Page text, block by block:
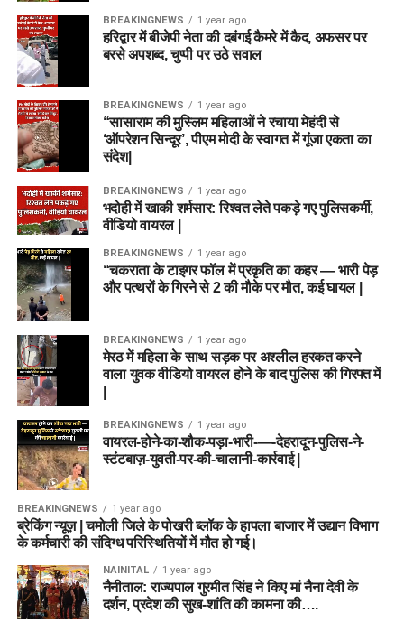
BREAKINGNEWS 1 year ago
हरिद्वार में बीजेपी नेता की दबंगई कैमरे में कैद, अफसर पर
बरसे अपशब्द, चुप्पी पर उठे सवाल
BREAKINGNEWS 1 year ago
“सासाराम की मुस्लिम महिलाओं ने रचाया मेहंदी से
‘ऑपरेशन सिन्दूर’, पीएम मोदी के स्वागत में गूंजा एकता का
संदेश|
BREAKINGNEWS 1 year ago
भदोही में खाकी शर्मसार: रिश्वत लेते पकड़े गए पुलिसकर्मी,
वीडियो वायरल |
BREAKINGNEWS 1 year ago
“चकराता के टाइगर फॉल में प्रकृति का कहर — भारी पेड़
और पत्थरों के गिरने से 2 की मौके पर मौत, कई घायल |
BREAKINGNEWS 1 year ago
मेरठ में महिला के साथ सड़क पर अश्लील हरकत करने
वाला युवक वीडियो वायरल होने के बाद पुलिस की गिरफ्त में
BREAKINGNEWS 1 year ago
वायरल-होने-का-शौक-पड़ा-भारी-—-देहरादून-पुलिस-ने-
स्टंटबाज़-युवती-पर-की-चालानी-कार्रवाई |
BREAKINGNEWS 1 year ago
ब्रेकिंग न्यूज़ | चमोली जिले के पोखरी ब्लॉक के हापला बाजार में उद्यान विभाग
के कर्मचारी की संदिग्ध परिस्थितियों में मौत हो गई।
NAINITAL 1 year ago
नैनीताल: राज्यपाल गुरमीत सिंह ने किए मां नैना देवी के
दर्शन, प्रदेश की सुख-शांति की कामना की….